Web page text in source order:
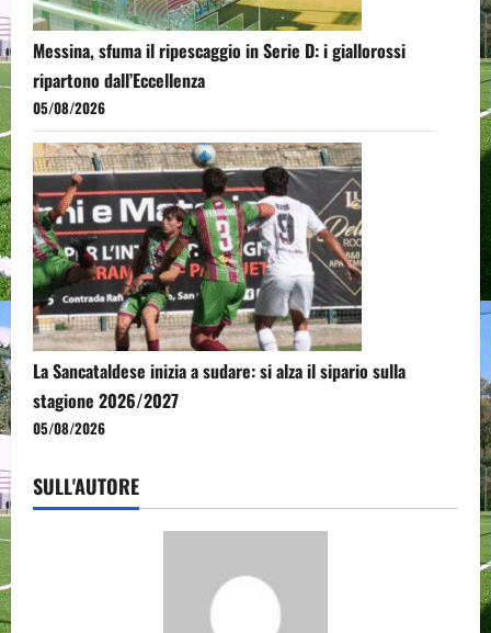
Messina, sfuma il ripescaggio in Serie D: i giallorossi
ripartono dall’Eccellenza
05/08/2026
La Sancataldese inizia a sudare: si alza il sipario sulla
stagione 2026/2027
05/08/2026
SULL'AUTORE